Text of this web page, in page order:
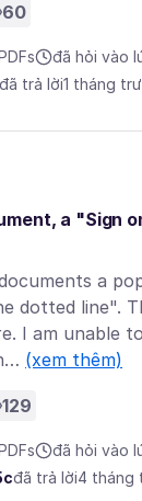
60
PDFs
đã hỏi vào
đã trả lời1 tháng
a "Sign
a
dotted line".
I am unable
(xem thêm)
129
PDFs
đã hỏi vào
đã trả lời4 tháng